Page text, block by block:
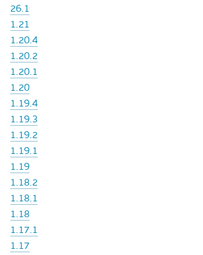
26.1
1.21
1.20.4
1.20.2
1.20.1
1.20
1.19.4
1.19.3
1.19.2
1.19.1
1.19
1.18.2
1.18.1
1.18
1.17.1
1.17